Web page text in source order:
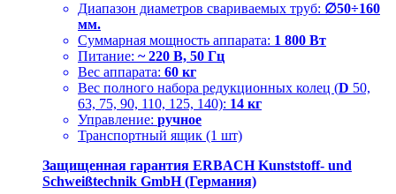
Диапазон диаметров свариваемых труб: ∅50÷160
мм.
Суммарная мощность аппарата: 1 800 Вт
Питание: ~ 220 В, 50 Гц
Вес аппарата: 60 кг
Вес полного набора редукционных колец (D 50,
63, 75, 90, 110, 125, 140): 14 кг
Управление: ручное
Транспортный ящик (1 шт)
Защищенная гарантия ERBACH Kunststoff- und
Schweißtechnik GmbH (Германия)